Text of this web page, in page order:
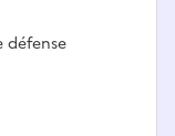
défense